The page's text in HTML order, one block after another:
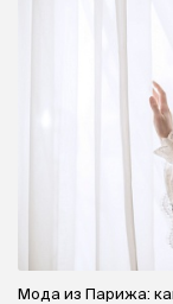
Мода из Парижа: